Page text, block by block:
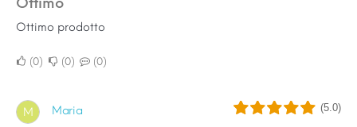
Ottimo prodotto
0 0 0
M Maria (5.0)